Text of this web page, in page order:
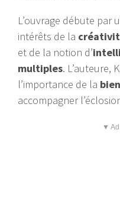
L’ouvrage débute par
intérêts de la
et de la notion d’
multiples. L’auteure,
l’importance de la
accompagner
▼ Ad